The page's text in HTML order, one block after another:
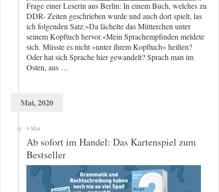
Frage einer Leserin aus Berlin: In einem Buch, welches zu
DDR- Zeiten geschrieben wurde und auch dort spielt, las
ich folgenden Satz:»Da lächelte das Mütterchen unter
seinem Kopftuch hervor.«Mein Sprachempfinden meldete
sich. Müsste es nicht »unter ihrem Kopftuch« heißen?
Oder hat sich Sprache hier gewandelt? Sprach man im
Osten, aus …
Mai, 2020
9 Mai
Ab sofort im Handel: Das Kartenspiel zum
Bestseller